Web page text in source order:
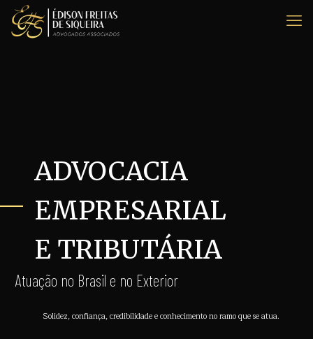
ADVOCACIA
EMPRESARIAL
E TRIBUTÁRIA
Solidez, confiança, credibilidade e conhecimento no ramo que se atua.
Atuação no Brasil e no Exterior